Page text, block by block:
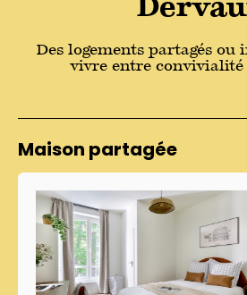
Des logements partagés
vivre entre
Maison partagée